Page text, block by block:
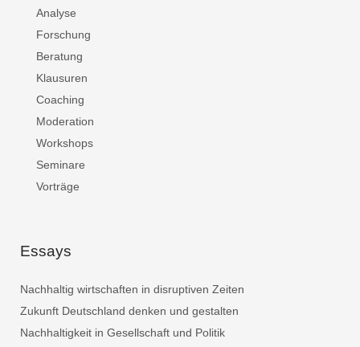
Analyse
Forschung
Beratung
Klausuren
Coaching
Moderation
Workshops
Seminare
Vorträge
Essays
Nachhaltig wirtschaften in disruptiven Zeiten
Zukunft Deutschland denken und gestalten
Nachhaltigkeit in Gesellschaft und Politik